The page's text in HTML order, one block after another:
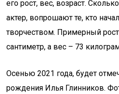
его рост, вес, возраст.
актер, вопрошают те, кто
творчеством. Примерный рост
сантиметр, а вес – 73
Осенью 2021 года, будет
рождения Илья Глинников.